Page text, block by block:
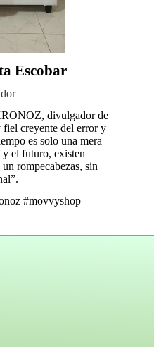
Escobar
divulgador de
fiel creyente del error y
es solo una mera
y el futuro, existen
rompecabezas, sin
#movvyshop